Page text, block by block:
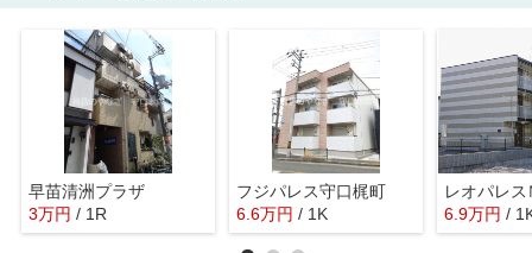
早苗清洲プラザ
3万円 / 1R
フジパレス守口梶町
6.6万円 / 1K 6.9万円 /